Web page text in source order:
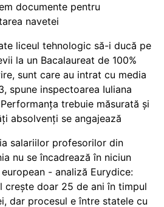
documente pentru
navetei
liceul tehnologic să-i ducă pe
la un Bacalaureat de 100%
sunt care au intrat cu media
spune inspectoarea Iuliana
trebuie măsurată și
absolvenți se angajează
salariilor profesorilor din
nu se încadrează în niciun
- analiză Eurydice:
crește doar 25 de ani în timpul
dar procesul e între statele cu